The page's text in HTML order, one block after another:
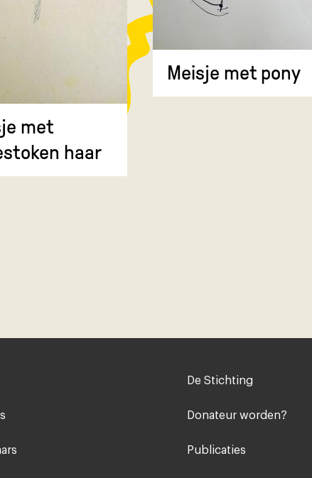
met
haar
Meisje met pony
Voet
De Stichting
Donateur worden?
Publicaties